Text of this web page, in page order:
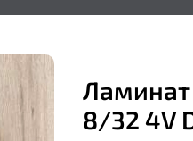
Ламинат
8/32 4V